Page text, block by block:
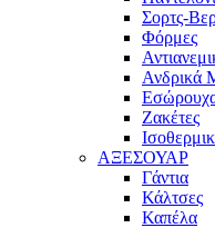
Σορτς-
Φόρμες
Ανδρικά
Ζακέτες
ΑΞΕΣΟΥΑΡ
Γάντια
Κάλτσες
Καπέλα